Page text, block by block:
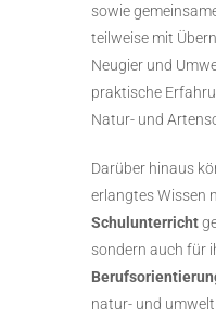
sowie
teilweise mit
Neugier und
praktische
Natur- und
Darüber hinaus
erlangtes Wissen
Schulunterricht
sondern auch für
natur- und